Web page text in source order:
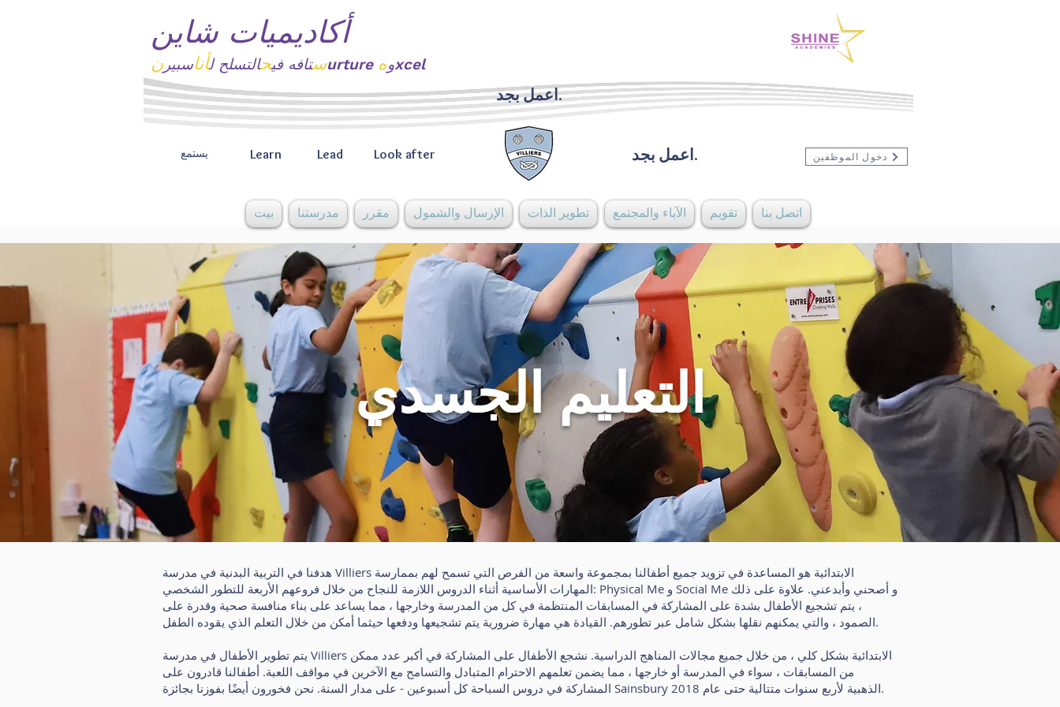
أكاديميات شاين
ستافه فيحالتسلح لأناسبير ن urture وه xcel
يستمع اعمل بجد. Learn Lead Look after دخول الموظفين
اعمل بجد.
بيت مدرستنا مقرر الإرسال والشمول تطوير الذات الآباء والمجتمع تقويم اتصل بنا
التعليم الجسدي
هدفنا في التربية البدنية في مدرسة Villiers الابتدائية هو المساعدة في تزويد جميع أطفالنا بمجموعة واسعة من الفرص التي تسمح لهم بممارسة
المهارات الأساسية أثناء الدروس اللازمة للنجاح من خلال فروعهم الأربعة للتطور الشخصي: Physical Me و Social Me و أصحني وأبدعني. علاوة على ذلك
، يتم تشجيع الأطفال بشدة على المشاركة في المسابقات المنتظمة في كل من المدرسة وخارجها ، مما يساعد على بناء منافسة صحية وقدرة على
الصمود ، والتي يمكنهم نقلها بشكل شامل عبر تطورهم. القيادة هي مهارة ضرورية يتم تشجيعها ودفعها حيثما أمكن من خلال التعلم الذي يقوده الطفل.
يتم تطوير الأطفال في مدرسة Villiers الابتدائية بشكل كلي ، من خلال جميع مجالات المناهج الدراسية. نشجع الأطفال على المشاركة في أكبر عدد ممكن
من المسابقات ، سواء في المدرسة أو خارجها ، مما يضمن تعلمهم الاحترام المتبادل والتسامح مع الآخرين في مواقف اللعبة. أطفالنا قادرون على
المشاركة في دروس السباحة كل أسبوعين - على مدار السنة. نحن فخورون أيضًا بفوزنا بجائزة Sainsbury الذهبية لأربع سنوات متتالية حتى عام 2018.